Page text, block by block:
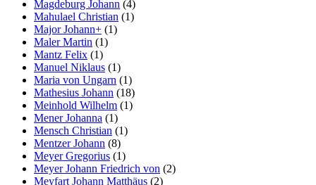
Magdeburg Johann (4)
Mahulael Christian (1)
Major Johann+ (1)
Maler Martin (1)
Mantz Felix (1)
Manuel Niklaus (1)
Maria von Ungarn (1)
Mathesius Johann (18)
Meinhold Wilhelm (1)
Mener Johanna (1)
Mensch Christian (1)
Mentzer Johann (8)
Meyer Gregorius (1)
Meyer Johann Friedrich von (2)
Meyfart Johann Matthäus (2)